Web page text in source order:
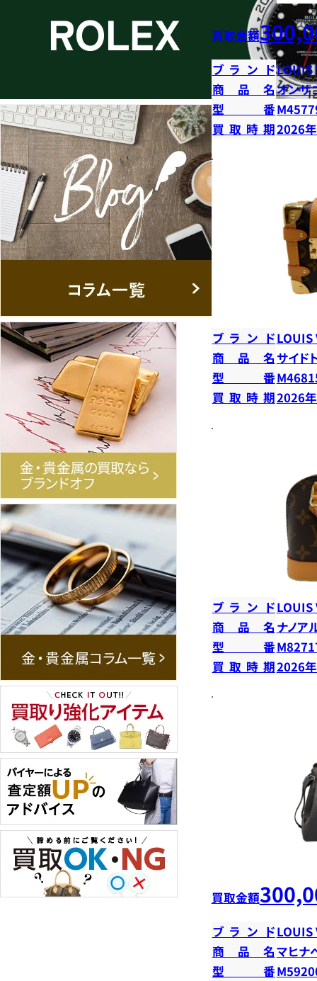
買取金額
ブランドLOUIS
商品名オンザ
型番
買取時期2026
ブランドLOUIS
商品名 サイド
型番
買取時期2026
ブランドLOUIS
商品名 ナノア
型番
買取時期2026
買取金額
ブランドLOUIS
商品名マヒナ
型番